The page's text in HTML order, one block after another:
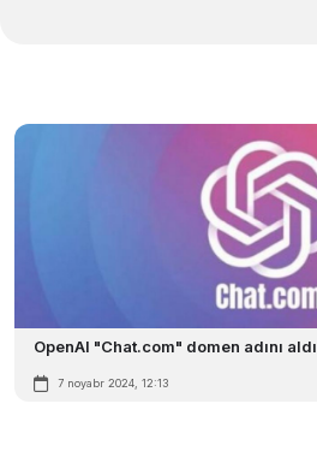
OpenAI "Chat.com" domen adını aldı
7 noyabr 2024, 12:13